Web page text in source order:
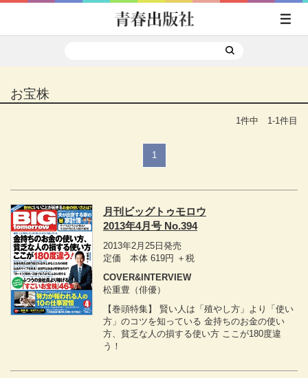
お宝株
1件中 1-1件目
1
月刊ビッグトゥモロウ
2013年4月号 No.394
2013年2月25日発売
定価 本体 619円 ＋税
COVER&INTERVIEW
松重豊（俳優）
【巻頭特集】 賢い人は「殖やし方」より「使い
方」のコツを知っている 金持ちのお金の使い
方、貧乏な人の損する使い方 ここが180度違
う！